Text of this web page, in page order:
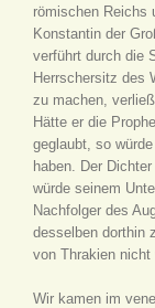
römischen Reichs
Konstantin der
verführt durch die
Herrschersitz des
zu machen,
Hätte er die
geglaubt, so
haben. Der
würde seinem
Nachfolger des
desselben dorthin
von Thrakien nicht
Wir kamen im